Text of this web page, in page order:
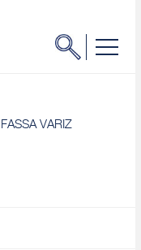
FASSA VARIZ